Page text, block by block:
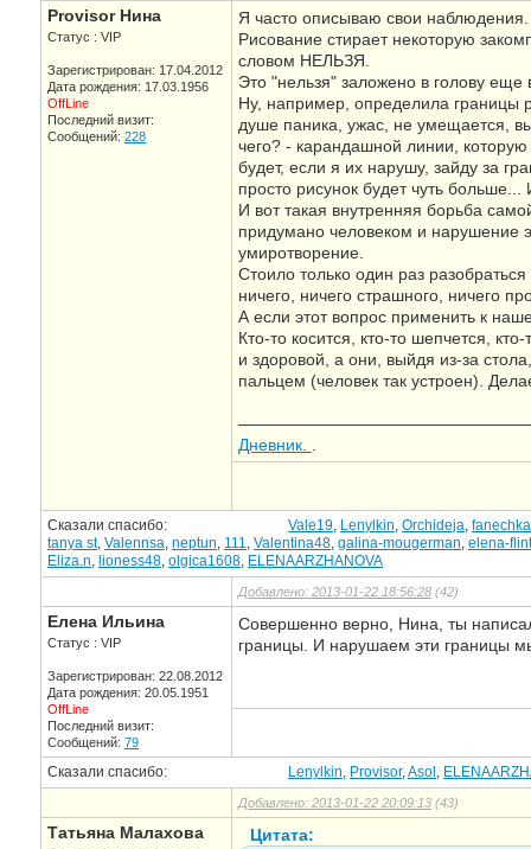
Provisor Нина
Статус : VIP
Зарегистрирован: 17.04.2012
Дата рождения: 17.03.1956
OffLine
Последний визит:
Сообщений: 228
Я часто описываю свои
Рисование стирает некоторую
словом НЕЛЬЗЯ.
Это "нельзя" заложено в голову еще
Ну, например, определила границы
душе паника, ужас, не умещается,
чего? - карандашной линии,
будет, если я их нарушу, зайду за
просто рисунок будет чуть больше...
И вот такая внутренняя борьба
придумано человеком и нарушение
умиротворение.
Стоило только один раз
ничего, ничего страшного, ничего
А если этот вопрос применить к
Кто-то косится, кто-то шепчется,
и здоровой, а они, выйдя из-за
пальцем (человек так устроен).
Дневник.
Сказали спасибо: Vale19, Lenylkin, Orchideja, fanechka
tanya st, Valennsa, neptun, 111, Valentina48, galina-mougerman, elena-flint
Eliza.n, lioness48, olgica1608, ELENAARZHANOVA
Добавлено: 2013-01-22 18:56:28 (42)
Елена Ильина
Статус : VIP
Зарегистрирован: 22.08.2012
Дата рождения: 20.05.1951
OffLine
Последний визит:
Сообщений: 79
Совершенно верно, Нина, ты
границы. И нарушаем эти границы
Сказали спасибо: Lenylkin, Provisor,Asol ,
Добавлено: 2013-01-22 20:09:13 (43)
Татьяна Малахова
Цитата: